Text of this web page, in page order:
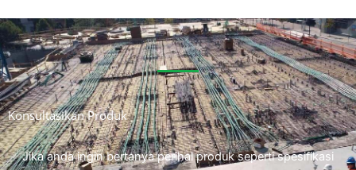
Konsultasikan Produk
Jika anda ingin bertanya perihal produk seperti spesifikasi